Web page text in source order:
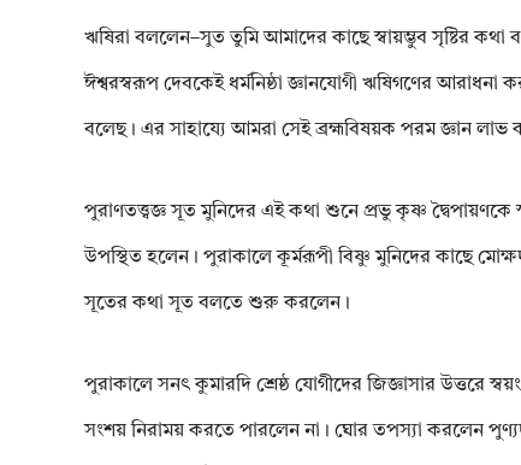
ঋষিরা বললেন–সুত তুমি আমাদের কাছে স্বায়ম্ভুব সৃষ্টির কথা
ঈশ্বরস্বরূপ দেবকেই ধর্মনিষ্ঠা জ্ঞানযোগী ঋষিগণের
বলেছ। এর সাহায্যে আমরা সেই ব্রহ্মবিষয়ক পরম জ্ঞান লাভ
পুরাণতত্ত্বজ্ঞ সূত মুনিদের এই কথা শুনে প্রভু কৃষ্ণ
উপস্থিত হলেন। পুরাকালে কূর্মরূপী বিষ্ণু মুনিদের কাছে
সূতের কথা সূত বলতে শুরু করলেন।
পুরাকালে সনৎ কুমারদি শ্রেষ্ঠ যোগীদের জিজ্ঞাসার উত্তরে
সংশয় নিরাময় করতে পারলেন না। ঘোর তপস্যা করলেন